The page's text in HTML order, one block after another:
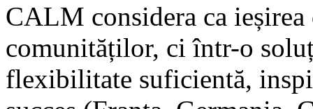
CALM considera ca
comunităților, ci într-o
flexibilitate suficientă,